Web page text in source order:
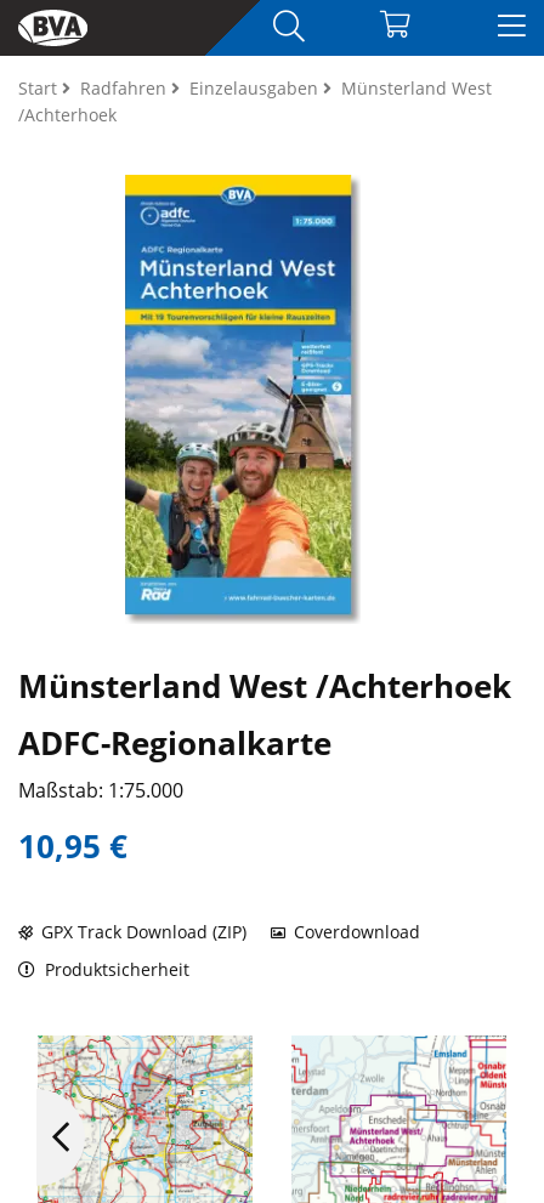
Start Radfahren Einzelausgaben
Münsterland West
/Achterhoek
Münsterland West /Achterhoek
ADFC-Regionalkarte
Maßstab: 1:75.000
10,95 €
GPX Track Download (ZIP)
Coverdownload
Produktsicherheit